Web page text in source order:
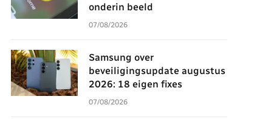
onderin beeld
07/08/2026
Samsung over
beveiligingsupdate augustus
2026: 18 eigen fixes
07/08/2026